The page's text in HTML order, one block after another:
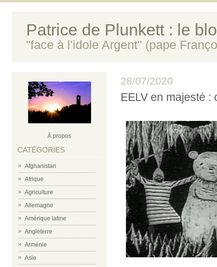
Patrice de Plunkett : le
"face à l'idole Argent" (pape
À propos
CATÉGORIES
Afghanistan
Afrique
Agriculture
Allemagne
Amérique latine
Angleterre
Arménie
Asie
28/07/2020
EELV en majesté